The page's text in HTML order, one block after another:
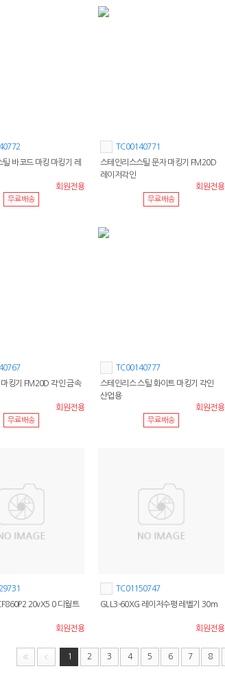
틸 바코드 마킹 마킹기 레
회원전용
무료배송
TC00140771
스테인리스스틸 문자 마킹기 FM20D
레이저각인
회원전용
무료배송
킹기 FM20D 각인 금속
회원전용
무료배송
TC00140777
스테인리스 스틸 화이트 마킹기 각인
산업용
회원전용
무료배송
20vX5 0 디월트
회원전용
TC01150747
GLL3-60XG 레이저수평 레벨기 30m
회원전용
1 2 3 4 5 6 7 8